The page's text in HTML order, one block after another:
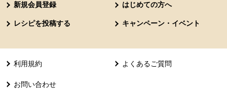
新規会員登録 はじめての方へ
レシピを投稿する キャンペーン・イベント
利用規約 よくあるご質問
お問い合わせ